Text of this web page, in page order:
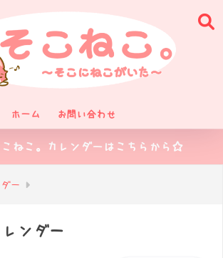
ホーム お問い合わせ
こねこ。カレンダーはこちらから☆
ー
ンダー